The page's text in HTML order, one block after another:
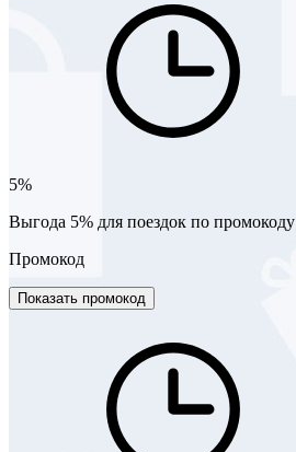
5%
Выгода 5% для поездок по промокоду
Промокод
Показать промокод